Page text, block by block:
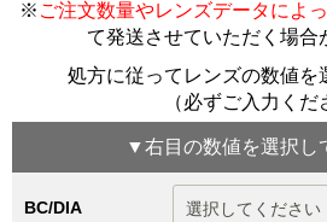
※ ご注文数量やレンズデータによ
て発送させていただく場合
処方に従ってレンズの数値を
（必ずご入力くだ
▼右目 の数値を選択し
BC/DIA